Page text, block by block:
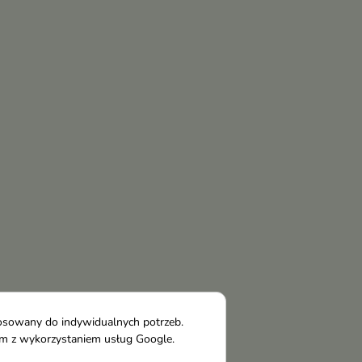
do indywidualnych potrzeb.
z wykorzystaniem usług Google.